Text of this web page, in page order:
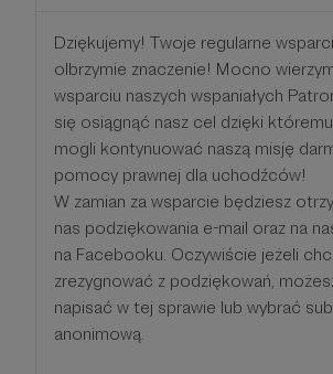
Dziękujemy! Twoje regularne
olbrzymie znaczenie! Mocno
wsparciu naszych wspaniałych
się osiągnąć nasz cel dzięki
mogli kontynuować naszą misję
pomocy prawnej dla uchodźców!
W zamian za wsparcie będziesz
nas podziękowania e-mail oraz na
na Facebooku. Oczywiście jeżeli
zrezygnować z podziękowań,
napisać w tej sprawie lub wybrać
anonimową.